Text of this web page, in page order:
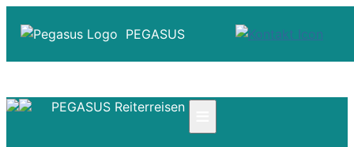
PEGASUS
PEGASUS Reiterreisen